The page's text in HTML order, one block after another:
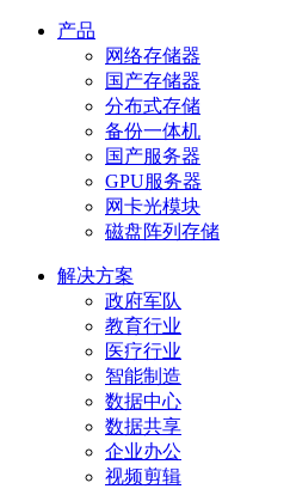
产品
网络存储器
国产存储器
分布式存储
备份一体机
国产服务器
GPU服务器
网卡光模块
磁盘阵列存储
解决方案
政府军队
教育行业
医疗行业
智能制造
数据中心
数据共享
企业办公
视频剪辑